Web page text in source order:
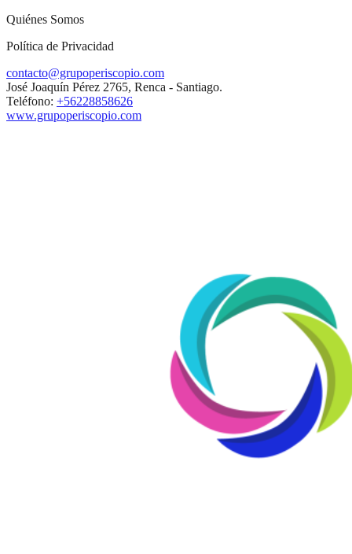
Quiénes Somos
Política de Privacidad
contacto@grupoperiscopio.com
José Joaquín Pérez 2765, Renca - Santiago.
Teléfono: +56228858626
www.grupoperiscopio.com